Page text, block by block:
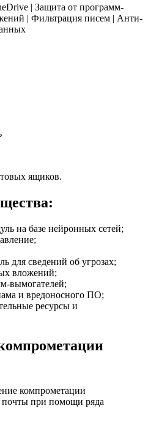
| Защита от программ-
| Фильтрация писем | Анти-
ящиков.
на базе нейронных сетей;
для сведений об угрозах;
вложений;
вымогателей;
и вредоносного ПО;
ресурсы и
компрометации
почты при помощи ряда